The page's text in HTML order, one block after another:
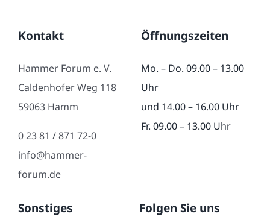
Kontakt
Hammer Forum e. V.
Caldenhofer Weg 118
59063 Hamm
0 23 81 / 871 72-0
info@hammer-
forum.de
Öffnungszeiten
Mo. – Do. 09.00 – 13.00
Uhr
und 14.00 – 16.00 Uhr
Fr. 09.00 – 13.00 Uhr
Sonstiges Folgen Sie uns